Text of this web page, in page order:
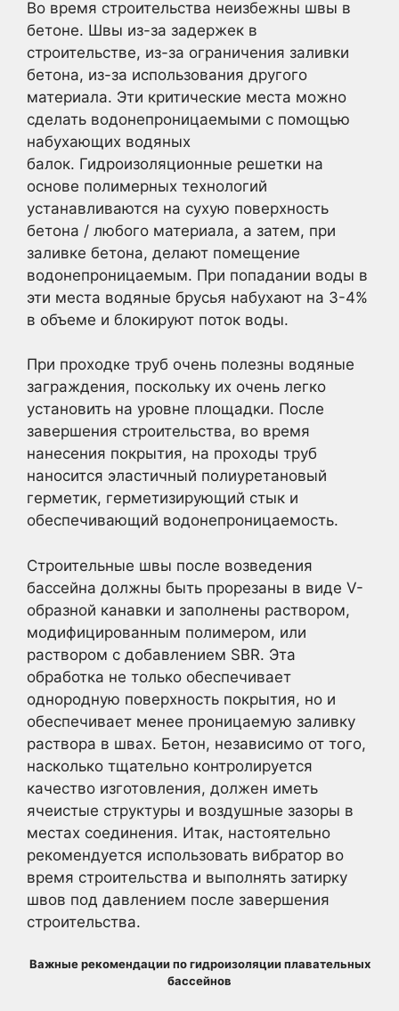
Во время строительства неизбежны швы в
бетоне. Швы из-за задержек в
строительстве, из-за ограничения заливки
бетона, из-за использования другого
материала. Эти критические места можно
сделать водонепроницаемыми с помощью
набухающих водяных
балок. Гидроизоляционные решетки на
основе полимерных технологий
устанавливаются на сухую поверхность
бетона / любого материала, а затем, при
заливке бетона, делают помещение
водонепроницаемым. При попадании воды в
эти места водяные брусья набухают на 3-4%
в объеме и блокируют поток воды.
При проходке труб очень полезны водяные
заграждения, поскольку их очень легко
установить на уровне площадки. После
завершения строительства, во время
нанесения покрытия, на проходы труб
наносится эластичный полиуретановый
герметик, герметизирующий стык и
обеспечивающий водонепроницаемость.
Строительные швы после возведения
бассейна должны быть прорезаны в виде V-
образной канавки и заполнены раствором,
модифицированным полимером, или
раствором с добавлением SBR. Эта
обработка не только обеспечивает
однородную поверхность покрытия, но и
обеспечивает менее проницаемую заливку
раствора в швах. Бетон, независимо от того,
насколько тщательно контролируется
качество изготовления, должен иметь
ячеистые структуры и воздушные зазоры в
местах соединения. Итак, настоятельно
рекомендуется использовать вибратор во
время строительства и выполнять затирку
швов под давлением после завершения
строительства.
Важные рекомендации по гидроизоляции плавательных
бассейнов